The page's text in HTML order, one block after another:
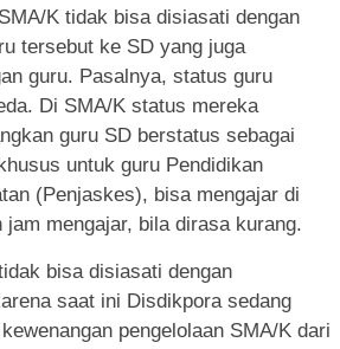
K tidak bisa disiasati dengan
tersebut ke SD yang juga
guru. Pasalnya, status guru
Di SMA/K status mereka
guru SD berstatus sebagai
untuk guru Pendidikan
(Penjaskes), bisa mengajar di
jam mengajar, bila dirasa kurang.
bisa disiasati dengan
saat ini Disdikpora sedang
pengelolaan SMA/K dari